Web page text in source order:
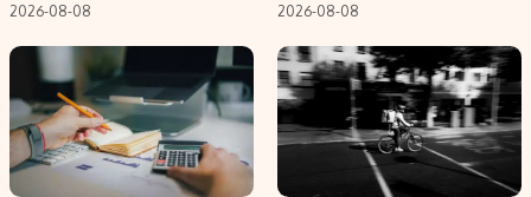
2026-08-08 2026-08-08